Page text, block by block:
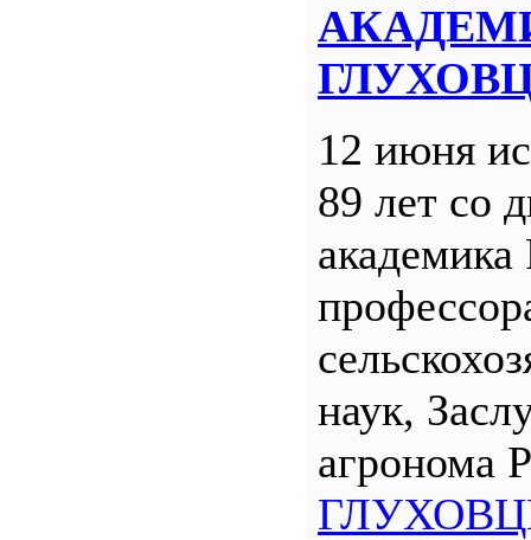
12 июня
89 лет со
наук,
агронома